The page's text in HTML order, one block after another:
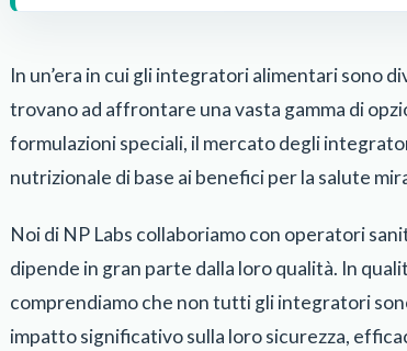
In un’era in cui gli integratori alimentari sono
trovano ad affrontare una vasta gamma di
formulazioni speciali, il mercato degli
nutrizionale di base ai benefici per la salute
Noi di NP Labs collaboriamo con operatori
dipende in gran parte dalla loro qualità. In
comprendiamo che non tutti gli integratori
impatto significativo sulla loro sicurezza,